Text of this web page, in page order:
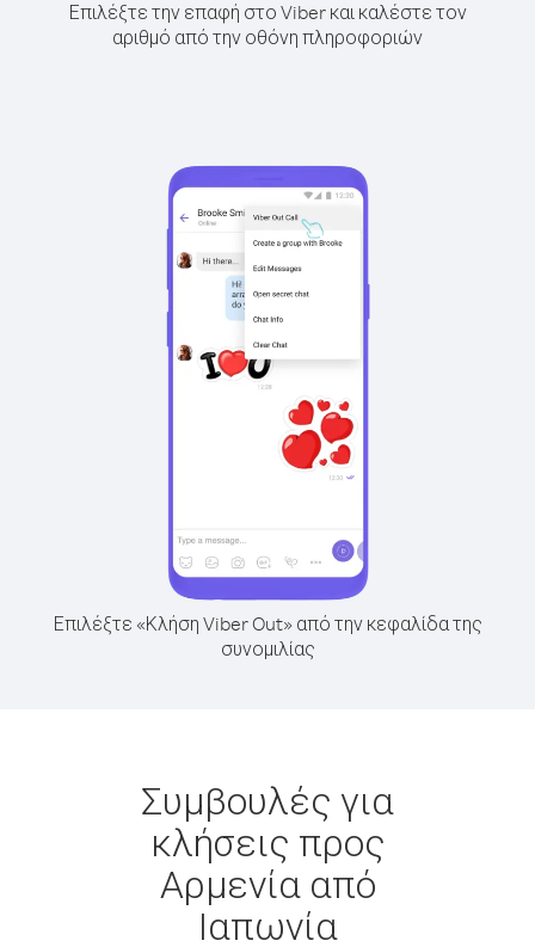
Επιλέξτε την επαφή στο Viber και καλέστε τον
αριθμό από την οθόνη πληροφοριών
Επιλέξτε «Κλήση Viber Out» από την κεφαλίδα της
συνομιλίας
Συμβουλές για
κλήσεις προς
Αρμενία από
Ιαπωνία